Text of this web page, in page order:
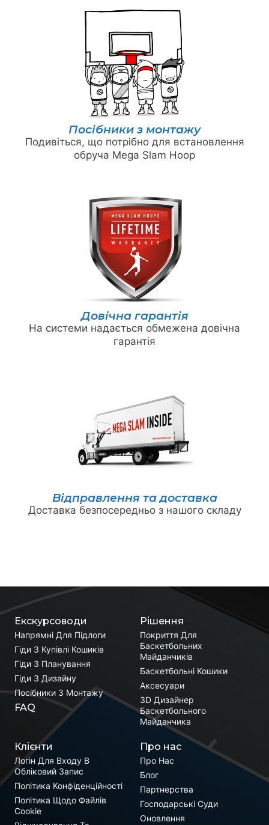
Посібники з монтажу
Подивіться, що потрібно для встановлення
обруча Mega Slam Hoop
Довічна гарантія
На системи надається обмежена довічна
гарантія
Відправлення та доставка
Доставка безпосередньо з нашого складу
Рішення
Покриття Для
Баскетбольних
Майданчиків
Баскетбольні Кошики
Аксесуари
3D Дизайнер
Баскетбольного
Майданчика
Екскурсоводи
Напрямні Для Підлоги
Гіди З Купівлі Кошиків
Гіди З Планування
Гіди З Дизайну
Посібники З Монтажу
FAQ
Клієнти
Логін Для Входу В
Обліковий Запис
Політика Конфіденційності
Політика Щодо Файлів
Cookie
Про нас
Про Нас
Блог
Партнерства
Господарські Суди
Оновлення